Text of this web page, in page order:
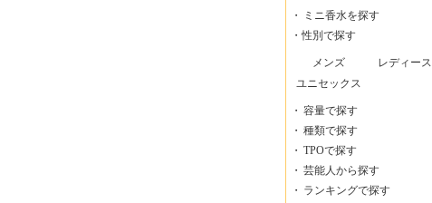
・
ミニ香水を探す
・性別で探す
メンズ
レディース
ユニセックス
・ 容量で探す
・ 種類で探す
・ TPOで探す
・ 芸能人から探す
・ ランキングで探す